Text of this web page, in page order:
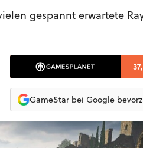
gespannt erwartete
GameStar bei Google